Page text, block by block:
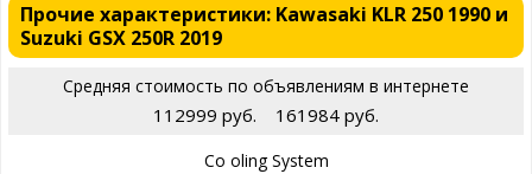
Прочие характеристики: Kawasaki KLR 250 1990 и
Suzuki GSX 250R 2019
Средняя стоимость по объявлениям в интернете
112999 руб. 161984 руб.
Co oling System